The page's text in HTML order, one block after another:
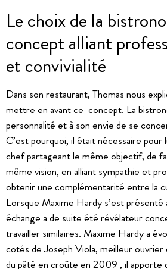
Le choix de la
concept alliant
et convivialité
Dans son restaurant, Thomas nous
mettre en avant ce concept. La
personnalité et à son envie de se
C’est pourquoi, il était nécessaire pour
chef partageant le même objectif, de
même vision, en alliant sympathie et
obtenir une complémentarité entre la
Lorsque Maxime Hardy s’est
échange a de suite été révélateur
travailler similaires. Maxime Hardy a
cotés de Joseph Viola, meilleur
du pâté en croûte en 2009 , il apporte